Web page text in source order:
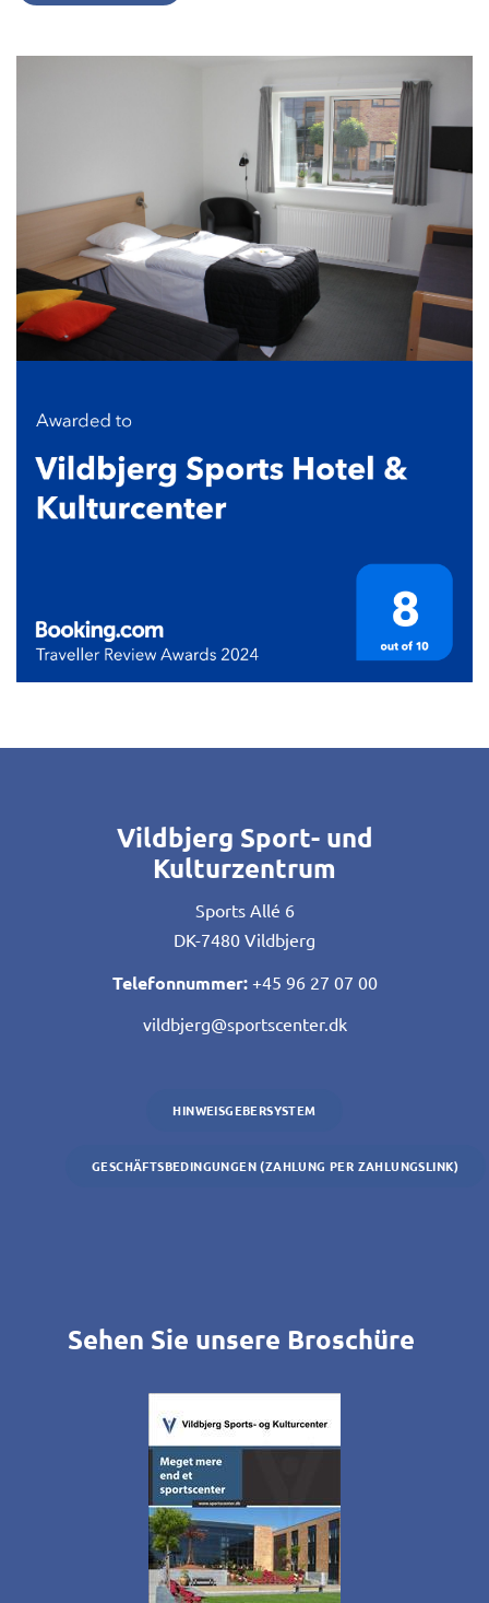
Vildbjerg Sport- und
Kulturzentrum
Sports Allé 6
DK-7480 Vildbjerg
Telefonnummer:+45 96 27 07 00
vildbjerg@sportscenter.dk
HINWEISGEBERSYSTEM
GESCHÄFTSBEDINGUNGEN (ZAHLUNG PER ZAHLUNGSLINK)
Sehen Sie unsere Broschüre